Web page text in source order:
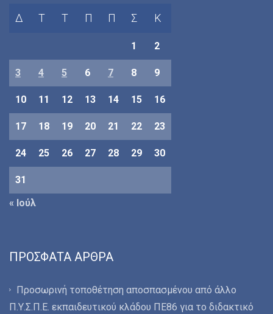
Δ Τ Τ Π Π Σ Κ
1 2
3 4 5 6 7 8 9
10 11 12 13 14 15 16
17 18 19 20 21 22 23
24 25 26 27 28 29 30
31
« Ιούλ
ΠΡΌΣΦΑΤΑ ΆΡΘΡΑ
Προσωρινή τοποθέτηση αποσπασμένου από άλλο
Π.Υ.Σ.Π.Ε. εκπαιδευτικού κλάδου ΠΕ86 για το διδακτικό